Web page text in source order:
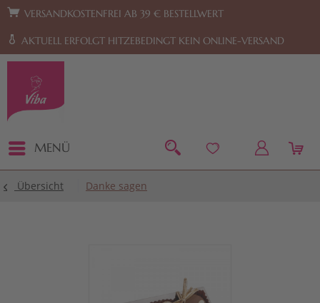
Zur Hauptnavigation springen Zum Footer springen
VERSANDKOSTENFREI AB 39 € BESTELLWERT
AKTUELL ERFOLGT HITZEBEDINGT KEIN ONLINE-VERSAND
MENÜ
Übersicht Danke sagen